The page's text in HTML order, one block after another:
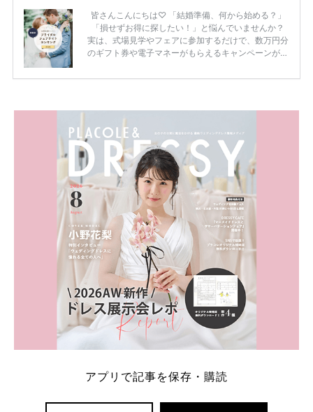
皆さんこんにちは♡ 「結婚準備、何から始める？」
「損せずお得に探したい！」と悩んでいませんか？
実は、式場見学やフェアに参加するだけで、数万円分
のギフト券や電子マネーがもらえるキャンペーンがあ
ため、比較せずに選ぶと損をしてしまうことも……。
内容：特典金額・条件・応募方法・注意点 「どこが
一番お得？」「プラコレの特典は？」といった疑問も
解決します。 まずは診断で候補を絞れる「ウェディ
ング診断」か、体験型 […]
続きを読む
アプリで記事を保存・購読